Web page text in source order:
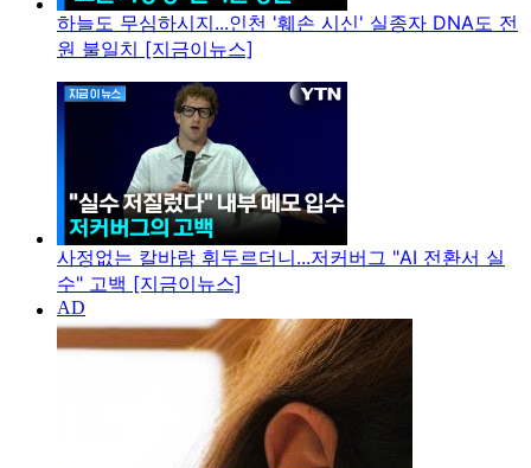
하늘도 무심하시지...인천 '훼손 시신' 실종자 DNA도 전
원 불일치 [지금이뉴스]
사정없는 칼바람 휘두르더니...저커버그 "AI 전환서 실
수" 고백 [지금이뉴스]